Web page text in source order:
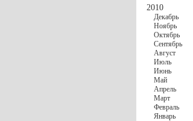
2010
Декабрь
Ноябрь
Октябрь
Сентябрь
Август
Июль
Июнь
Май
Апрель
Март
Февраль
Январь